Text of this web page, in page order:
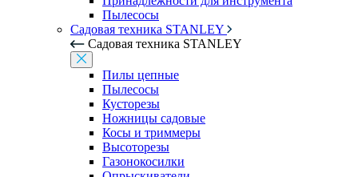
Пылесосы
Садовая техника STANLEY
Садовая техника STANLEY
Пилы цепные
Пылесосы
Кусторезы
Ножницы садовые
Косы и триммеры
Высоторезы
Газонокосилки